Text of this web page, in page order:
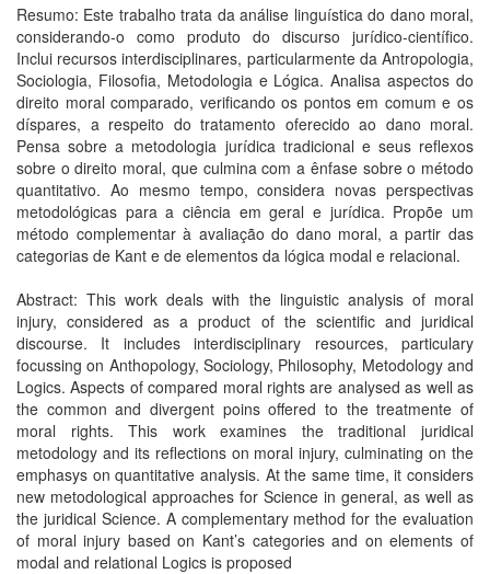
Resumo: Este trabalho trata da análise linguística do dano moral,
considerando-o como produto do discurso jurídico-científico.
Inclui recursos interdisciplinares, particularmente da Antropologia,
Sociologia, Filosofia, Metodologia e Lógica. Analisa aspectos do
direito moral comparado, verificando os pontos em comum e os
díspares, a respeito do tratamento oferecido ao dano moral.
Pensa sobre a metodologia jurídica tradicional e seus reflexos
sobre o direito moral, que culmina com a ênfase sobre o método
quantitativo. Ao mesmo tempo, considera novas perspectivas
metodológicas para a ciência em geral e jurídica. Propõe um
método complementar à avaliação do dano moral, a partir das
categorias de Kant e de elementos da lógica modal e relacional.
Abstract: This work deals with the linguistic analysis of moral
injury, considered as a product of the scientific and juridical
discourse. It includes interdisciplinary resources, particulary
focussing on Anthopology, Sociology, Philosophy, Metodology and
Logics. Aspects of compared moral rights are analysed as well as
the common and divergent poins offered to the treatmente of
moral rights. This work examines the traditional juridical
metodology and its reflections on moral injury, culminating on the
emphasys on quantitative analysis. At the same time, it considers
new metodological approaches for Science in general, as well as
the juridical Science. A complementary method for the evaluation
of moral injury based on Kant’s categories and on elements of
modal and relational Logics is proposed